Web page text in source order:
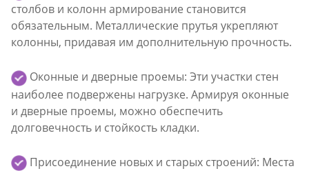
столбов и колонн армирование становится
обязательным. Металлические прутья укрепляют
колонны, придавая им дополнительную прочность.
Оконные и дверные проемы: Эти участки стен
наиболее подвержены нагрузке. Армируя оконные
и дверные проемы, можно обеспечить
долговечность и стойкость кладки.
Присоединение новых и старых строений: Места